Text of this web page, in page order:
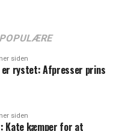
POPULÆRE
siden
er rystet: Afpresser prins
siden
Kate kæmper for at